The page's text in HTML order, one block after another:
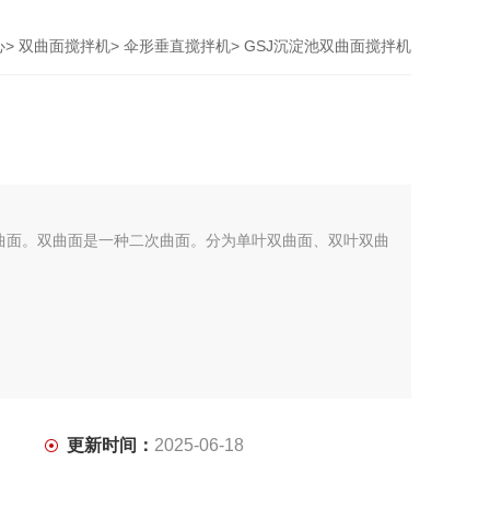
> 双曲面搅拌机> 伞形垂直搅拌机> GSJ沉淀池双曲面搅拌机
。双曲面是一种二次曲面。分为单叶双曲面、双叶双曲
更新时间： 2025-06-18